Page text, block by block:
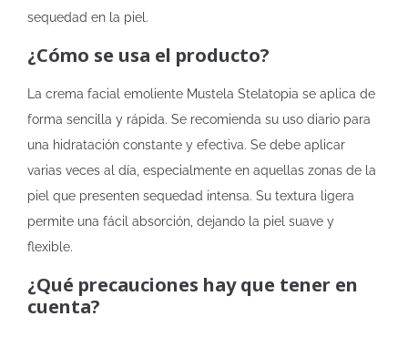
sequedad en la piel.
¿Cómo se usa el producto?
La crema facial emoliente Mustela Stelatopia se aplica de
forma sencilla y rápida. Se recomienda su uso diario para
una hidratación constante y efectiva. Se debe aplicar
varias veces al día, especialmente en aquellas zonas de la
piel que presenten sequedad intensa. Su textura ligera
permite una fácil absorción, dejando la piel suave y
flexible.
¿Qué precauciones hay que tener en
cuenta?